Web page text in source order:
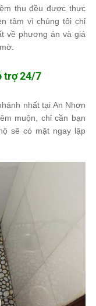
thu đều được thực
tâm vì chúng tôi chỉ
về phương án và giá
trợ 24/7
nhất tại An Nhơn
muộn, chỉ cần bạn
sẽ có mặt ngay lập